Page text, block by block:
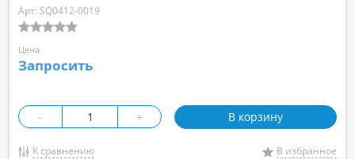
Арт: SQ0412-0019
Цена
Запросить
- + В корзину
К сравнению
В избранное